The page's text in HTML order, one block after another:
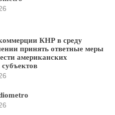
КНР в среду
принять ответные меры
американских